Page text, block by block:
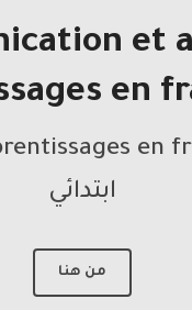
et
en
ابتدائي
من هنا